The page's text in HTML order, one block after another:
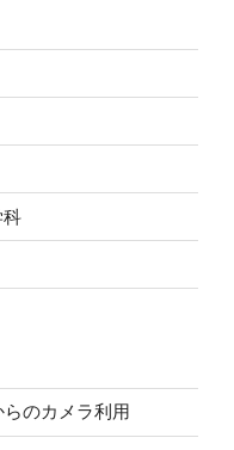
科
のカメラ利用